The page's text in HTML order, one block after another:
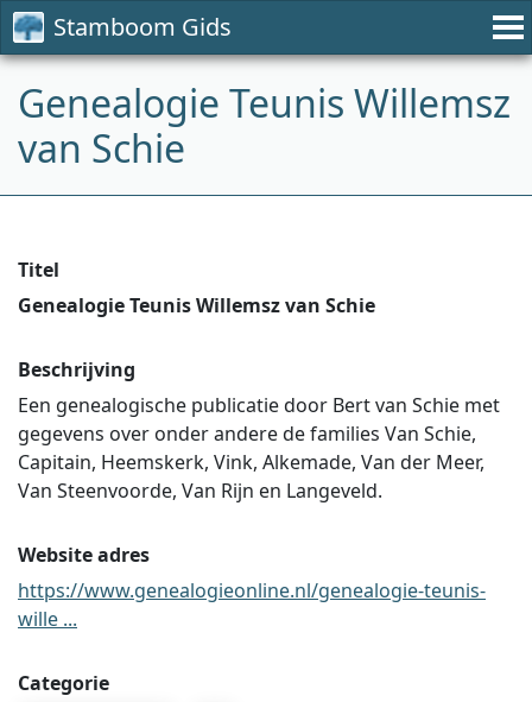
Stamboom Gids
Genealogie Teunis Willemsz
van Schie
Titel
Genealogie Teunis Willemsz van Schie
Beschrijving
Een genealogische publicatie door Bert van Schie met
gegevens over onder andere de families Van Schie,
Capitain, Heemskerk, Vink, Alkemade, Van der Meer,
Van Steenvoorde, Van Rijn en Langeveld.
Website adres
https://www.genealogieonline.nl/genealogie-teunis-
wille ...
Categorie